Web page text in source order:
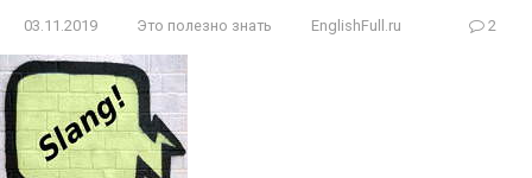
03.11.2019 Это полезно знать EnglishFull.ru 2